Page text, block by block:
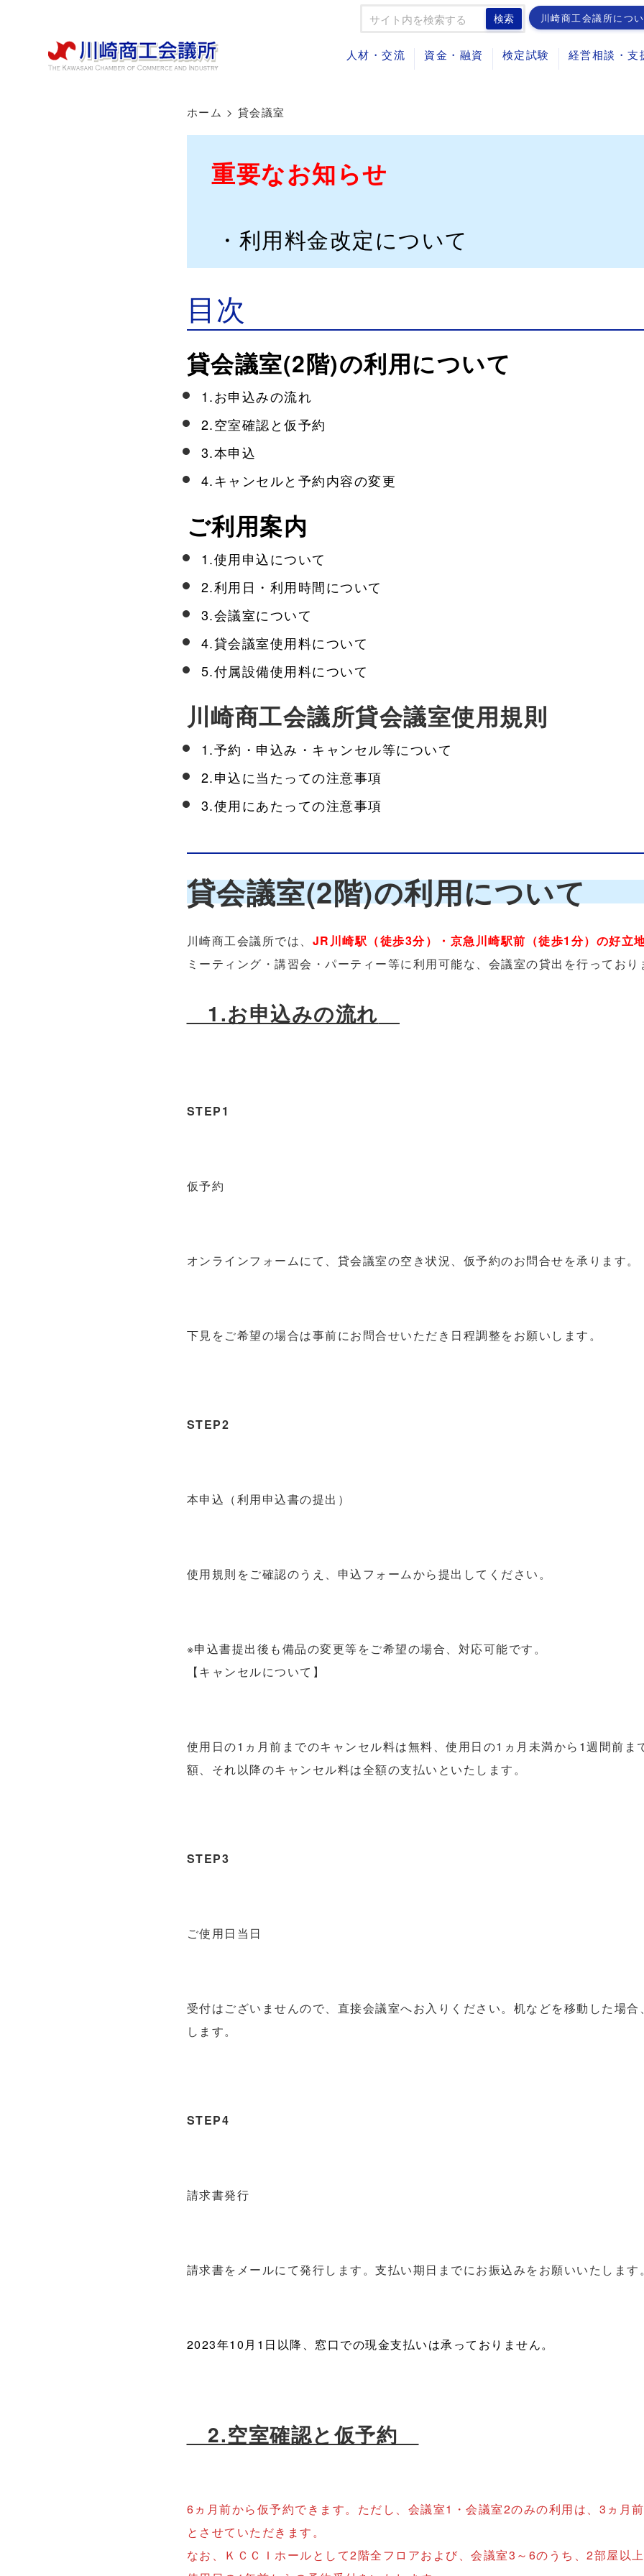
検索 川崎商工会議所につ
人材・交流 資金・融資 検定試験 経営相談・支
ホーム > 貸会議室
重要なお知らせ
・利用料金改定について
目次
貸会議室(2階)の利用について
1.お申込みの流れ
2.空室確認と仮予約
3.本申込
4.キャンセルと予約内容の変更
ご利用案内
1.使用申込について
2.利用日・利用時間について
3.会議室について
4.貸会議室使用料について
5.付属設備使用料について
川崎商工会議所貸会議室使用規則
1.予約・申込み・キャンセル等について
2.申込に当たっての注意事項
3.使用にあたっての注意事項
貸会議室(2階)の利用について
川崎商工会議所では、 JR川崎駅（徒歩3分）・京急川崎駅前（徒歩1分）の好立
ミーティング・講習会・パーティー等に利用可能な、会議室の貸出を行っており
1.お申込みの流れ
STEP1
仮予約
オンラインフォームにて、貸会議室の空き状況、仮予約のお問合せを承ります。
下見をご希望の場合は事前にお問合せいただき日程調整をお願いします。
STEP2
本申込（利用申込書の提出）
使用規則をご確認のうえ、申込フォームから提出してください。
※申込書提出後も備品の変更等をご希望の場合、対応可能です。
【キャンセルについて】
使用日の1ヵ月前までのキャンセル料は無料、使用日の1ヵ月未満から1週間前ま
額、それ以降のキャンセル料は全額の支払いといたします。
STEP3
ご使用日当日
受付はございませんので、直接会議室へお入りください。机などを移動した場合
します。
STEP4
請求書発行
請求書をメールにて発行します。支払い期日までにお振込みをお願いいたします。
2023年10月1日以降、窓口での現金支払いは承っておりません。
2.空室確認と仮予約
6ヵ月前から仮予約できます。ただし、会議室1・会議室2のみの利用は、3ヵ月
とさせていただきます。
なお、ＫＣＣＩホールとして2階全フロアおよび、会議室3～6のうち、2部屋以上